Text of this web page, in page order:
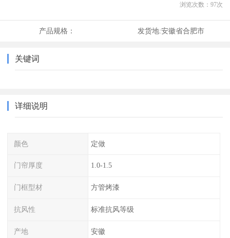
浏览次数： 97次
产品规格： 发货地:安徽省合肥市
关键词
详细说明
颜色 定做
门帘厚度 1.0-1.5
门框型材 方管烤漆
抗风性 标准抗风等级
产地 安徽